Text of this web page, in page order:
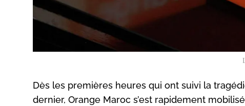
Dès les premières heures qui ont suivi la
dernier, Orange Maroc s’est rapidement